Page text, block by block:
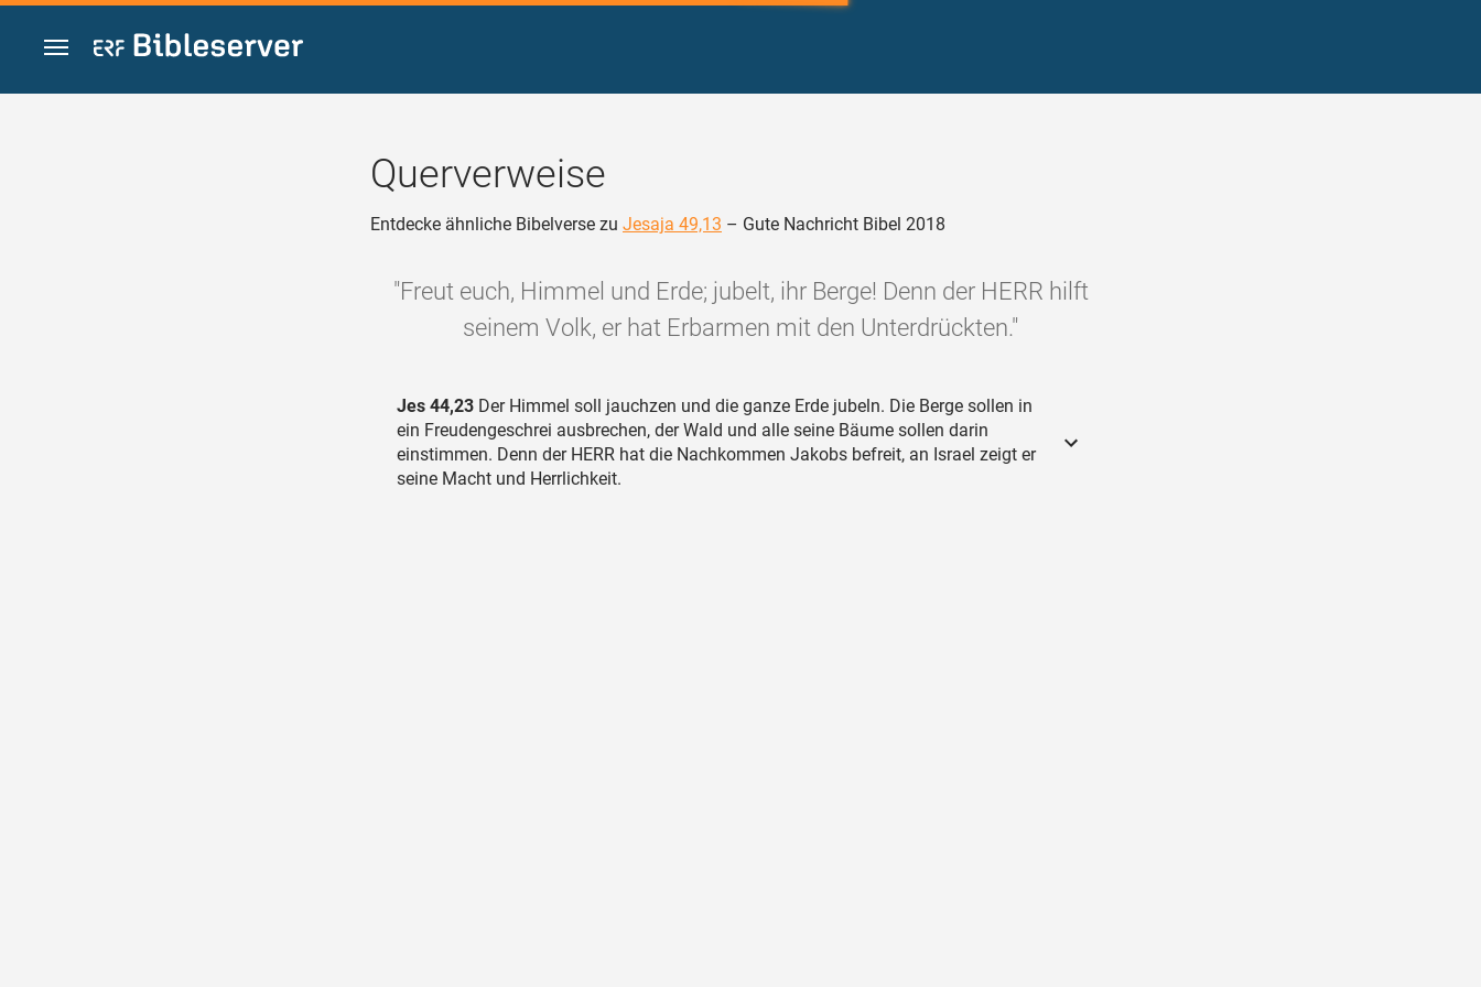
Zum Inhalt springen
Querverweise
Entdecke ähnliche Bibelverse zu Jesaja 49,13 – Gute Nachricht Bibel 2018
"Freut euch, Himmel und Erde; jubelt, ihr Berge! Denn der HERR hilft
seinem Volk, er hat Erbarmen mit den Unterdrückten."
Jes 44,23 Der Himmel soll jauchzen und die ganze Erde jubeln. Die Berge sollen in
ein Freudengeschrei ausbrechen, der Wald und alle seine Bäume sollen darin
einstimmen. Denn der HERR hat die Nachkommen Jakobs befreit, an Israel zeigt er
seine Macht und Herrlichkeit.